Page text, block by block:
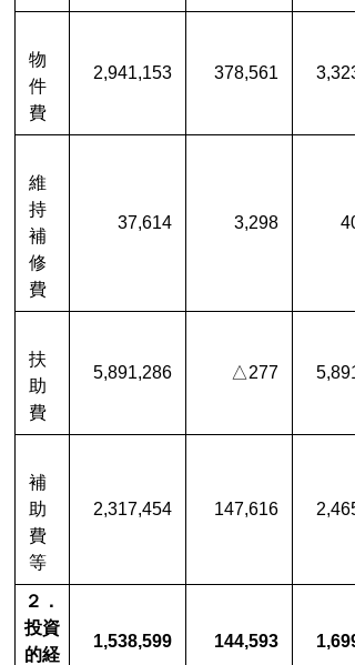
物
件
費
2,941,153 378,561
維
持
補
修
費
37,614 3,298
扶
助
費
5,891,286 △277
補
助
費
等
2,317,454 147,616
２．
投資
的経
1,538,599 144,593